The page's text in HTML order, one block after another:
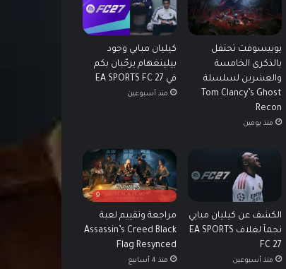
يوبيسوفت تحتفل
بالذكرى الخامسة
والعشرين لسلسلة
Tom Clancy’s Ghost
Recon
منذ يومين
كيليان مبابي وجود
بيلينغهام يرحّبان بكم
في EA SPORTS FC 27
منذ أسبوعين
الكشف عن كيليان مبابي
نجماً لغلاف EA SPORTS
FC 27
منذ أسبوعين
9
مراجعة وتقييم لعبة
Assassin’s Creed Black
Flag Resynced
منذ 4 أسابيع